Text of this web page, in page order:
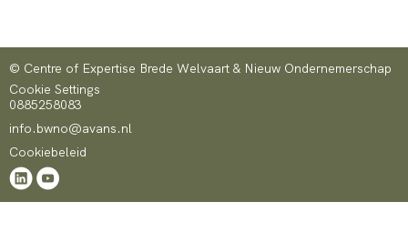
© Centre of Expertise Brede Welvaart & Nieuw Ondernemerschap
Cookie Settings
0885258083
info.bwno@avans.nl
Cookiebeleid